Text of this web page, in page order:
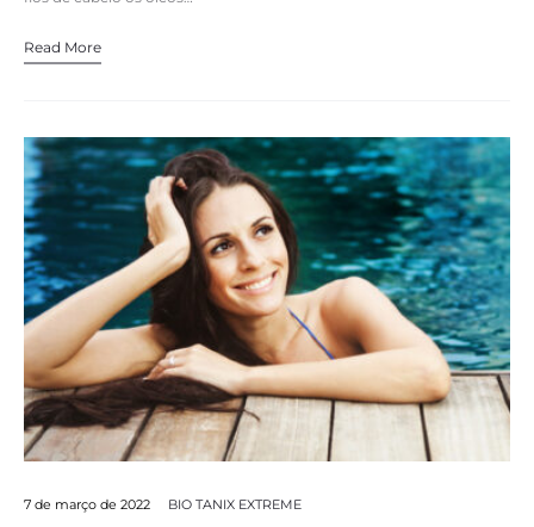
Read More
7 de março de 2022 BIO TANIX EXTREME